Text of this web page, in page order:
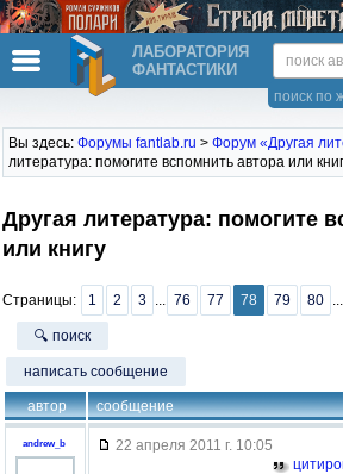
ЛАБОРАТОРИЯ
ФАНТАСТИКИ
поиск по
Вы здесь: Форумы fantlab.ru > Форум «Другая
литература: помогите вспомнить автора или
Другая литература: помогите
или книгу
Страницы: 1 2 3 ... 76 77 78 79 80 ...
🔍 поиск
написать сообщение
автор сообщение
andrew_b
22 апреля 2011 г. 10:05